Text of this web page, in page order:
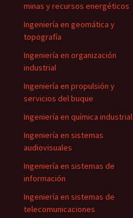
minas y recursos energéticos
Ingeniería en geomática y
topografía
Ingeniería en organización
industrial
Ingeniería en propulsión y
servicios del buque
Ingeniería en química industrial
Ingeniería en sistemas
audiovisuales
Ingeniería en sistemas de
información
Ingeniería en sistemas de
telecomunicaciones